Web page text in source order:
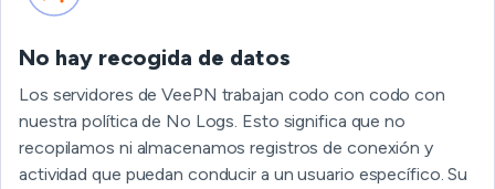
No hay recogida de datos
Los servidores de VeePN trabajan codo con codo con
nuestra política de No Logs. Esto significa que no
recopilamos ni almacenamos registros de conexión y
actividad que puedan conducir a un usuario específico. Su